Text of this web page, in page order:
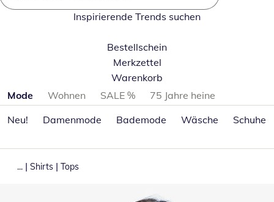
Inspirierende Trends suchen
Bestellschein
Merkzettel
Warenkorb
Produktkategorien überspringen
Mode Wohnen SALE %
75 Jahre heine
Neu!
Damenmode Bademode Wäsche Schuhe
... | Shirts | Tops